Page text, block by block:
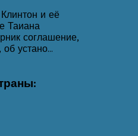
и её
Таиана
соглашение,
устано...